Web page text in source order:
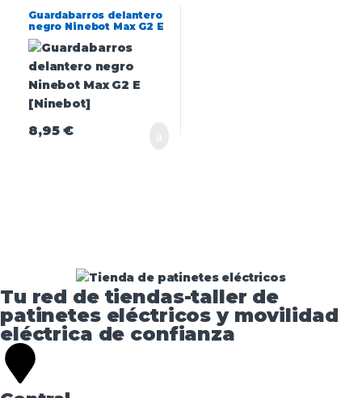
Guardabarros delantero
negro Ninebot Max G2 E
[Ninebot]
8,95€
Tu red de tiendas-taller de
patinetes eléctricos y movilidad
eléctrica de confianza​